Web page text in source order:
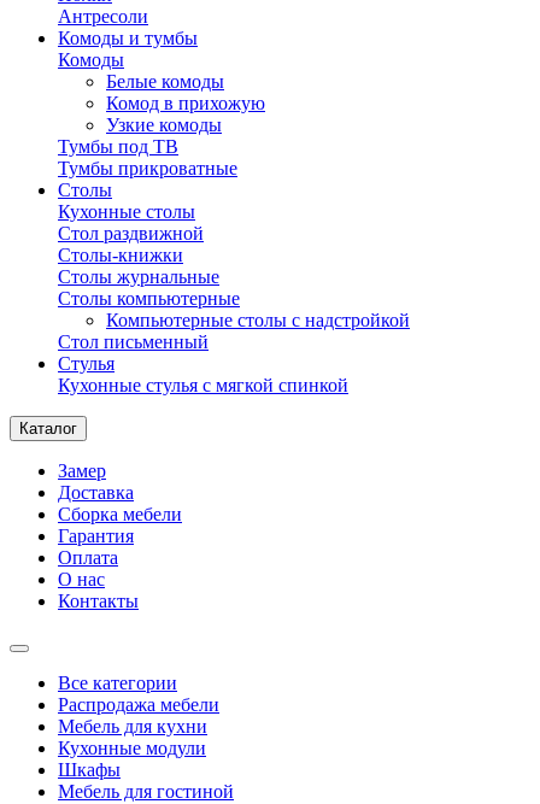
Антресоли
Комоды и тумбы
Комоды
Белые комоды
Комод в прихожую
Узкие комоды
Тумбы под ТВ
Тумбы прикроватные
Столы
Кухонные столы
Стол раздвижной
Столы-книжки
Столы журнальные
Столы компьютерные
Компьютерные столы с надстройкой
Стол письменный
Стулья
Кухонные стулья с мягкой спинкой
Каталог
Замер
Доставка
Сборка мебели
Гарантия
Оплата
О нас
Контакты
Все категории
Распродажа мебели
Мебель для кухни
Кухонные модули
Шкафы
Мебель для гостиной